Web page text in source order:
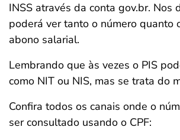
INSS através da conta gov.br. Nos
poderá ver tanto o número quanto
abono salarial.
Lembrando que às vezes o PIS
como NIT ou NIS, mas se trata do
Confira todos os canais onde o
ser consultado usando o CPF: